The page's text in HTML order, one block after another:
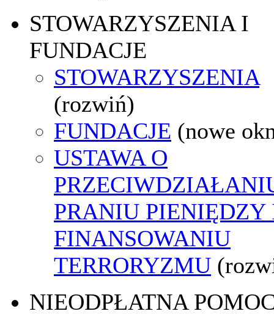
STOWARZYSZENIA I
FUNDACJE
STOWARZYSZENIA
(rozwiń)
FUNDACJE (nowe
USTAWA O
PRANIU PIENIĘDZY
FINANSOWANIU
TERRORYZMU
NIEODPŁATNA